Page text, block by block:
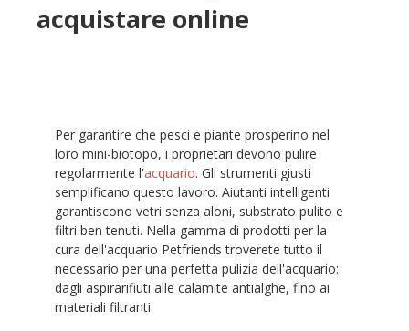
acquistare online
Per garantire che pesci e piante prosperino nel
loro mini-biotopo, i proprietari devono pulire
regolarmente l'acquario. Gli strumenti giusti
semplificano questo lavoro. Aiutanti intelligenti
garantiscono vetri senza aloni, substrato pulito e
filtri ben tenuti. Nella gamma di prodotti per la
cura dell'acquario Petfriends troverete tutto il
necessario per una perfetta pulizia dell'acquario:
dagli aspirarifiuti alle calamite antialghe, fino ai
materiali filtranti.